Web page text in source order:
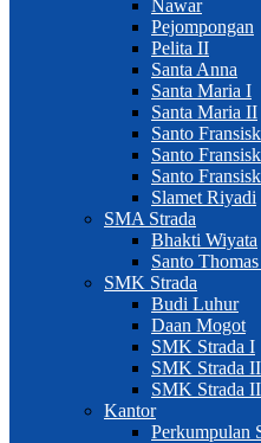
Nawar
Pejompongan
Pelita II
Santa Anna
Santa Maria I
Santa Maria II
Santo
Santo
Santo
Slamet Riyadi
SMA Strada
Bhakti Wiyata
Santo
SMK Strada
Budi Luhur
Daan Mogot
SMK Strada I
SMK Strada II
SMK Strada
Kantor
Perkumpulan